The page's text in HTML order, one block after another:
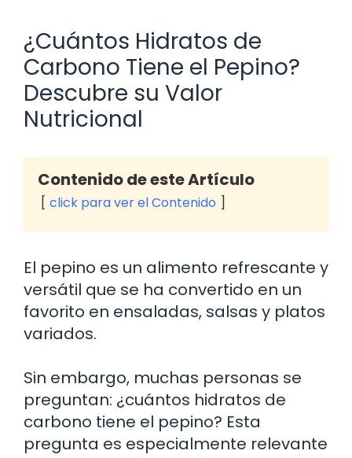
¿Cuántos Hidratos de
Carbono Tiene el Pepino?
Descubre su Valor
Nutricional
Contenido de este Artículo
click para ver el Contenido
El pepino es un alimento refrescante y
versátil que se ha convertido en un
favorito en ensaladas, salsas y platos
variados.
Sin embargo, muchas personas se
preguntan: ¿cuántos hidratos de
carbono tiene el pepino? Esta
pregunta es especialmente relevante